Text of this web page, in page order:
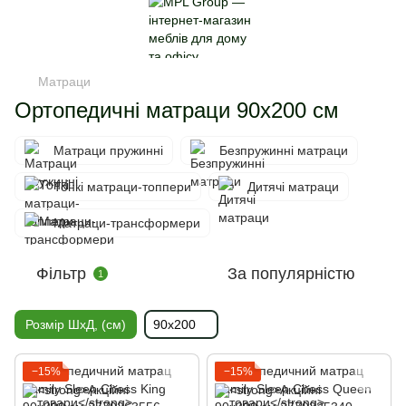
Матраци
Ортопедичні матраци 90х200 см
Матраци пружинні Безпружинні матраци
Тонкі матраци-топпери Дитячі матраци
Матраци-трансформери
Фільтр 1 За популярністю
Розмір ШхД, (см) 90х200
−15% −15%